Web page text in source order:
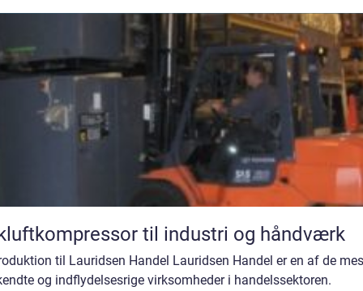
til industri og håndværk
til Lauridsen Handel Lauridsen Handel er en af de
og indflydelsesrige virksomheder i handelssektoren.